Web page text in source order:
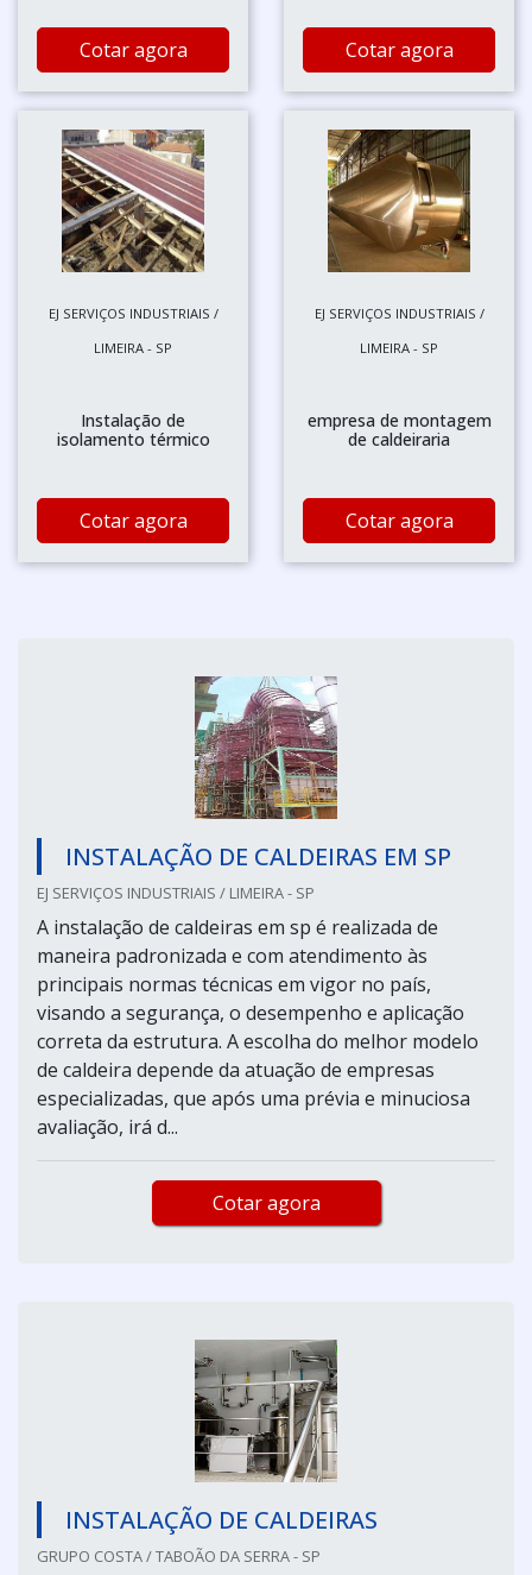
Cotar agora Cotar agora
EJ SERVIÇOS INDUSTRIAIS /
LIMEIRA - SP
Instalação de
isolamento térmico
Cotar agora
EJ SERVIÇOS INDUSTRIAIS /
LIMEIRA - SP
empresa de montagem
de caldeiraria
Cotar agora
INSTALAÇÃO DE CALDEIRAS EM SP
EJ SERVIÇOS INDUSTRIAIS / LIMEIRA - SP
A instalação de caldeiras em sp é realizada de
maneira padronizada e com atendimento às
principais normas técnicas em vigor no país,
visando a segurança, o desempenho e aplicação
correta da estrutura. A escolha do melhor modelo
de caldeira depende da atuação de empresas
especializadas, que após uma prévia e minuciosa
avaliação, irá d...
Cotar agora
INSTALAÇÃO DE CALDEIRAS
GRUPO COSTA / TABOÃO DA SERRA - SP